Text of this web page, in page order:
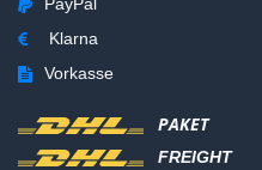
Klarna
Vorkasse
PAKET
FREIGHT